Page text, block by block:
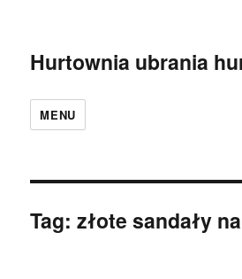
Hurtownia ubrania
MENU
Tag:złote sandały